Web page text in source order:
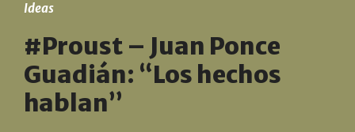
Ideas
#Proust – Juan Ponce
Guadián: “Los hechos
hablan”